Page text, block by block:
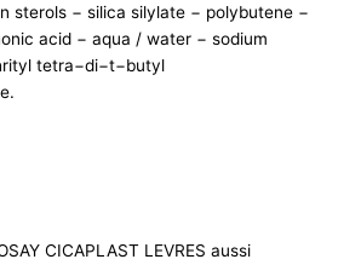
sterols − silica silylate − polybutene −
acid − aqua / water − sodium
tetra−di−t−butyl
CICAPLAST LEVRES aussi